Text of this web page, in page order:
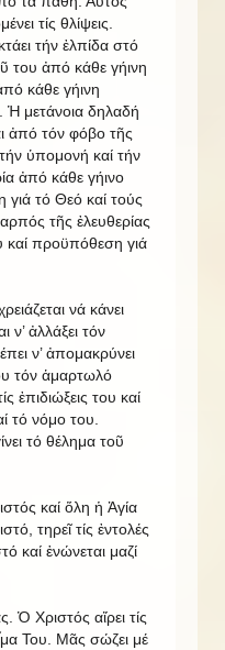
τίς θλίψεις.
τήν ἐλπίδα στό
του ἀπό κάθε γήινη
κάθε γήινη
μετάνοια δηλαδή
ἀπό τόν φόβο τῆς
ὑπομονή καί τήν
ἀπό κάθε γήινο
τό Θεό καί τούς
τῆς ἐλευθερίας
καί προϋπόθεση γιά
νά κάνει
ν’ ἀλλάξει τόν
ν’ ἀπομακρύνει
τόν ἁμαρτωλό
ἐπιδιώξεις του καί
τό νόμο του.
τό θέλημα τοῦ
καί ὅλη ἡ Ἁγία
τηρεῖ τίς ἐντολές
καί ἑνώνεται μαζί
Ὁ Χριστός αἴρει τίς
Του. Μᾶς σώζει μέ